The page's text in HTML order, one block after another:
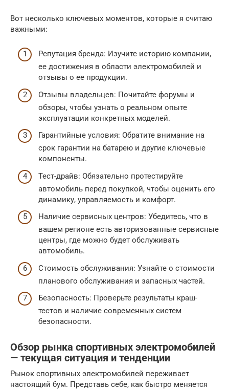
Вот несколько ключевых моментов, которые я считаю
важными:
Репутация бренда: Изучите историю компании,
ее достижения в области электромобилей и
отзывы о ее продукции.
Отзывы владельцев: Почитайте форумы и
обзоры, чтобы узнать о реальном опыте
эксплуатации конкретных моделей.
Гарантийные условия: Обратите внимание на
срок гарантии на батарею и другие ключевые
компоненты.
Тест-драйв: Обязательно протестируйте
автомобиль перед покупкой, чтобы оценить его
динамику, управляемость и комфорт.
Наличие сервисных центров: Убедитесь, что в
вашем регионе есть авторизованные сервисные
центры, где можно будет обслуживать
автомобиль.
Стоимость обслуживания: Узнайте о стоимости
планового обслуживания и запасных частей.
Безопасность: Проверьте результаты краш-
тестов и наличие современных систем
безопасности.
Обзор рынка спортивных электромобилей
— текущая ситуация и тенденции
Рынок спортивных электромобилей переживает
настоящий бум. Представь себе, как быстро меняется